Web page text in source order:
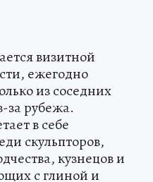
визитной
ежегодно
из соседних
за рубежа.
в себе
скульпторов,
кузнецов и
с глиной и